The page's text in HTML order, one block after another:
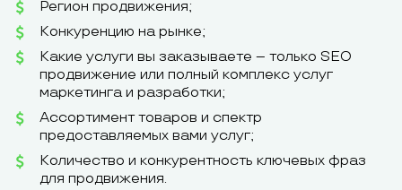
Регион продвижения;
Конкуренцию на рынке;
Какие услуги вы заказываете – только SEO
продвижение или полный комплекс услуг
маркетинга и разработки;
Ассортимент товаров и спектр
предоставляемых вами услуг;
Количество и конкурентность ключевых фраз
для продвижения.